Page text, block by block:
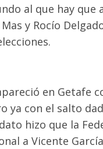
al que hay
Mas y Rocío
en Getafe
ya con el salto
hizo que la
a Vicente